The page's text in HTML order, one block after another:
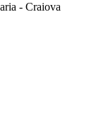
- Craiova